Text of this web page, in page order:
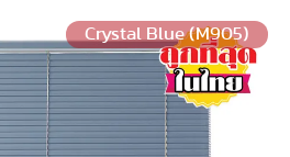
Crystal Blue (M905)